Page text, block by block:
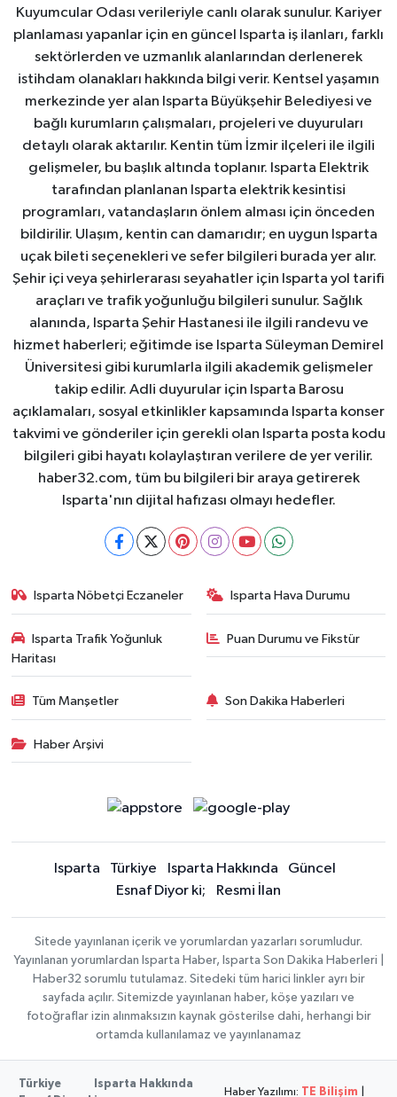
Kuyumcular Odası verileriyle canlı olarak sunulur. Kariyer
planlaması yapanlar için en güncel Isparta iş ilanları, farklı
sektörlerden ve uzmanlık alanlarından derlenerek
istihdam olanakları hakkında bilgi verir. Kentsel yaşamın
merkezinde yer alan Isparta Büyükşehir Belediyesi ve
bağlı kurumların çalışmaları, projeleri ve duyuruları
detaylı olarak aktarılır. Kentin tüm İzmir ilçeleri ile ilgili
gelişmeler, bu başlık altında toplanır. Isparta Elektrik
tarafından planlanan Isparta elektrik kesintisi
programları, vatandaşların önlem alması için önceden
bildirilir. Ulaşım, kentin can damarıdır; en uygun Isparta
uçak bileti seçenekleri ve sefer bilgileri burada yer alır.
Şehir içi veya şehirlerarası seyahatler için Isparta yol tarifi
araçları ve trafik yoğunluğu bilgileri sunulur. Sağlık
alanında, Isparta Şehir Hastanesi ile ilgili randevu ve
hizmet haberleri; eğitimde ise Isparta Süleyman Demirel
Üniversitesi gibi kurumlarla ilgili akademik gelişmeler
takip edilir. Adli duyurular için Isparta Barosu
açıklamaları, sosyal etkinlikler kapsamında Isparta konser
takvimi ve gönderiler için gerekli olan Isparta posta kodu
bilgileri gibi hayatı kolaylaştıran verilere de yer verilir.
haber32.com, tüm bu bilgileri bir araya getirerek
Isparta'nın dijital hafızası olmayı hedefler.
Isparta Nöbetçi Eczaneler Isparta Hava Durumu
Isparta Trafik Yoğunluk
Haritası
Puan Durumu ve Fikstür
Tüm Manşetler Son Dakika Haberleri
Haber Arşivi
Isparta Türkiye Isparta Hakkında
Güncel
Esnaf Diyor ki;
Resmi İlan
Sitede yayınlanan içerik ve yorumlardan yazarları sorumludur.
Yayınlanan yorumlardan Isparta Haber, Isparta Son Dakika Haberleri |
Haber32 sorumlu tutulamaz. Sitedeki tüm harici linkler ayrı bir
sayfada açılır. Sitemizde yayınlanan haber, köşe yazıları ve
fotoğraflar izin alınmaksızın kaynak gösterilse dahi, herhangi bir
ortamda kullanılamaz ve yayınlanamaz
Türkiye
Isparta Hakkında
Haber Yazılımı: TE Bilişim